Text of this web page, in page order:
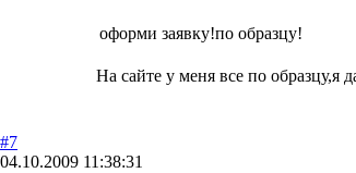
оформи заявку!по образцу!
На сайте у меня все по образцу,я
#7
04.10.2009 11:38:31